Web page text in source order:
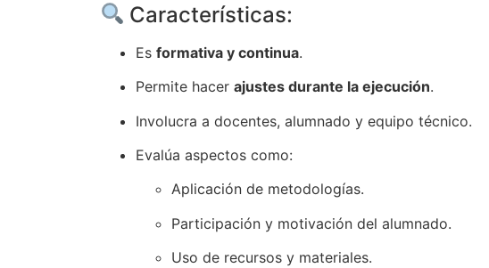
Características:
Es formativa y continua.
Permite hacer ajustes durante la ejecución.
Involucra a docentes, alumnado y equipo técnico.
Evalúa aspectos como:
Aplicación de metodologías.
Participación y motivación del alumnado.
Uso de recursos y materiales.